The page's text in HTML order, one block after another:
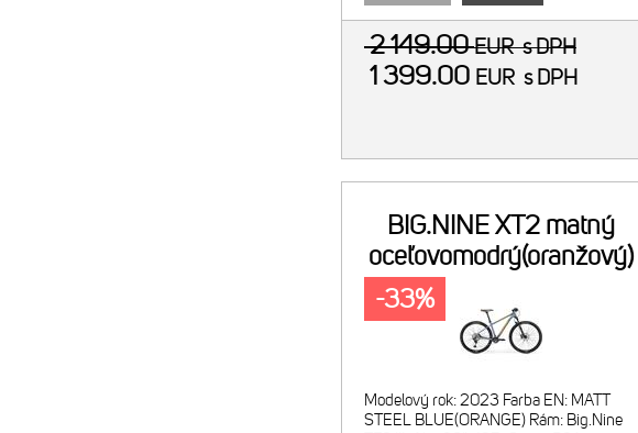
2 149.00EURs DPH
1 399.00 EUR s DPH
BIG.NINE XT2 matný
oceľovomodrý(oranžový)
Modelový rok: 2023 Farba EN: MATT
STEEL BLUE(ORANGE) Rám: Big.Nine
-33%